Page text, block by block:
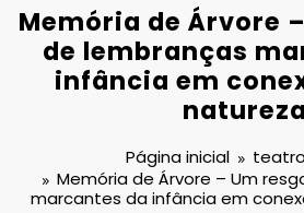
Memória de Árvore
de lembranças
infância em
natureza
Página inicial
Memória de Árvore – Um
marcantes da infância em